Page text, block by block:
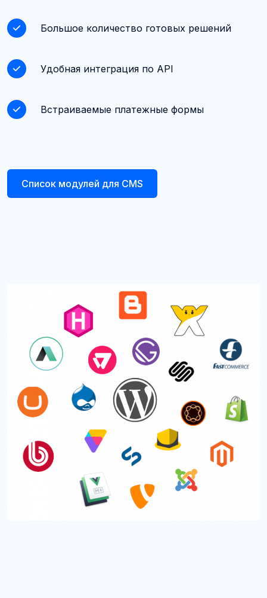
Большое количество готовых решений
Удобная интеграция по API
Встраиваемые платежные формы
Список модулей для CMS